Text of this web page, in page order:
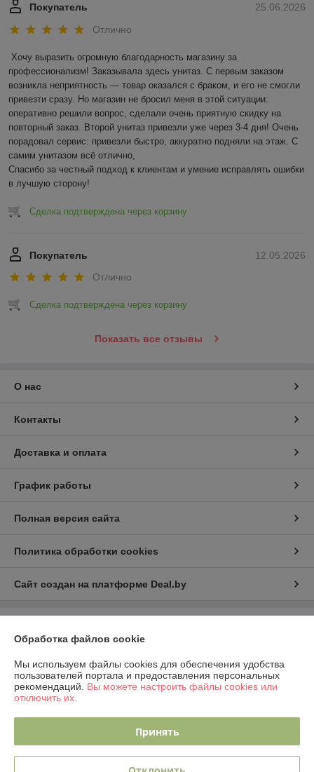
25.06.2026
Покупатель
Отлично
Хочу выразить огромную благодарность магазину за
профессионализм! Заказывала здесь унитаз. С первым заказом
возникла неприятность — товар оказался с браком, и его не смогли
привезти сразу. Но магазин не бросил меня в этой ситуации:
оперативно решили вопрос, сделали очень приятную скидку на
повторный заказ. Второй унитаз привезли уже через 3-4 дня! Очень
порадовал сервис: привезли быстро, аккуратно подняли на этаж. С
самим унитазом всё отлично,
Спасибо за честный подход к клиентам и умение исправлять ошибки
в лучшую сторону!
Сделка подтверждена через корзину
12.05.2026
Покупатель
Отлично
Сделка подтверждена через корзину
Показать все отзывы
О нас
Контакты
Доставка и оплата
График работы
Полная версия сайта
Политика обработки cookies
Сайт создан на платформе Deal.by
224023 г.Брест, ул. Грюнвальдская, 4, кв.1.
Регистрационный номер ЕГР: 291924234
Регистрационный орган: Администрация Московского района г.Бреста
Обработка файлов cookie
Мы используем файлы cookies для обеспечения удобства
пользователей портала и предоставления персональных
рекомендаций. Вы можете настроить файлы cookies или
отключить их.
Принять